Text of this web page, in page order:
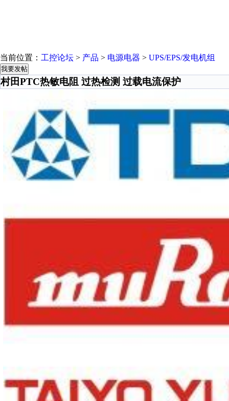
当前位置： 工控论坛 > 产品 > 电源电器 > UPS/EPS/发电机组
我要发帖
村田PTC热敏电阻 过热检测 过载电流保护